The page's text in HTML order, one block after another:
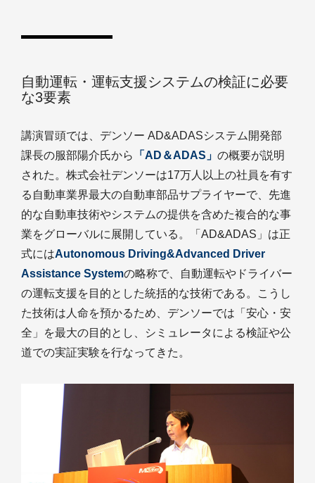
自動運転・運転支援システムの検証に必要
な3要素
講演冒頭では、デンソー AD&ADASシステム開発部
課長の服部陽介氏から
「AD＆ADAS」 の概要が説明
された。株式会社デンソーは17万人以上の社員を有す
る自動車業界最大の自動車部品サプライヤーで、先進
的な自動車技術やシステムの提供を含めた複合的な事
業をグローバルに展開している。「AD&ADAS」は正
式にはAutonomous Driving&Advanced Driver
Assistance Systemの略称で、自動運転やドライバー
の運転支援を目的とした統括的な技術である。こうし
た技術は人命を預かるため、デンソーでは「安心・安
全」を最大の目的とし、シミュレータによる検証や公
道での実証実験を行なってきた。